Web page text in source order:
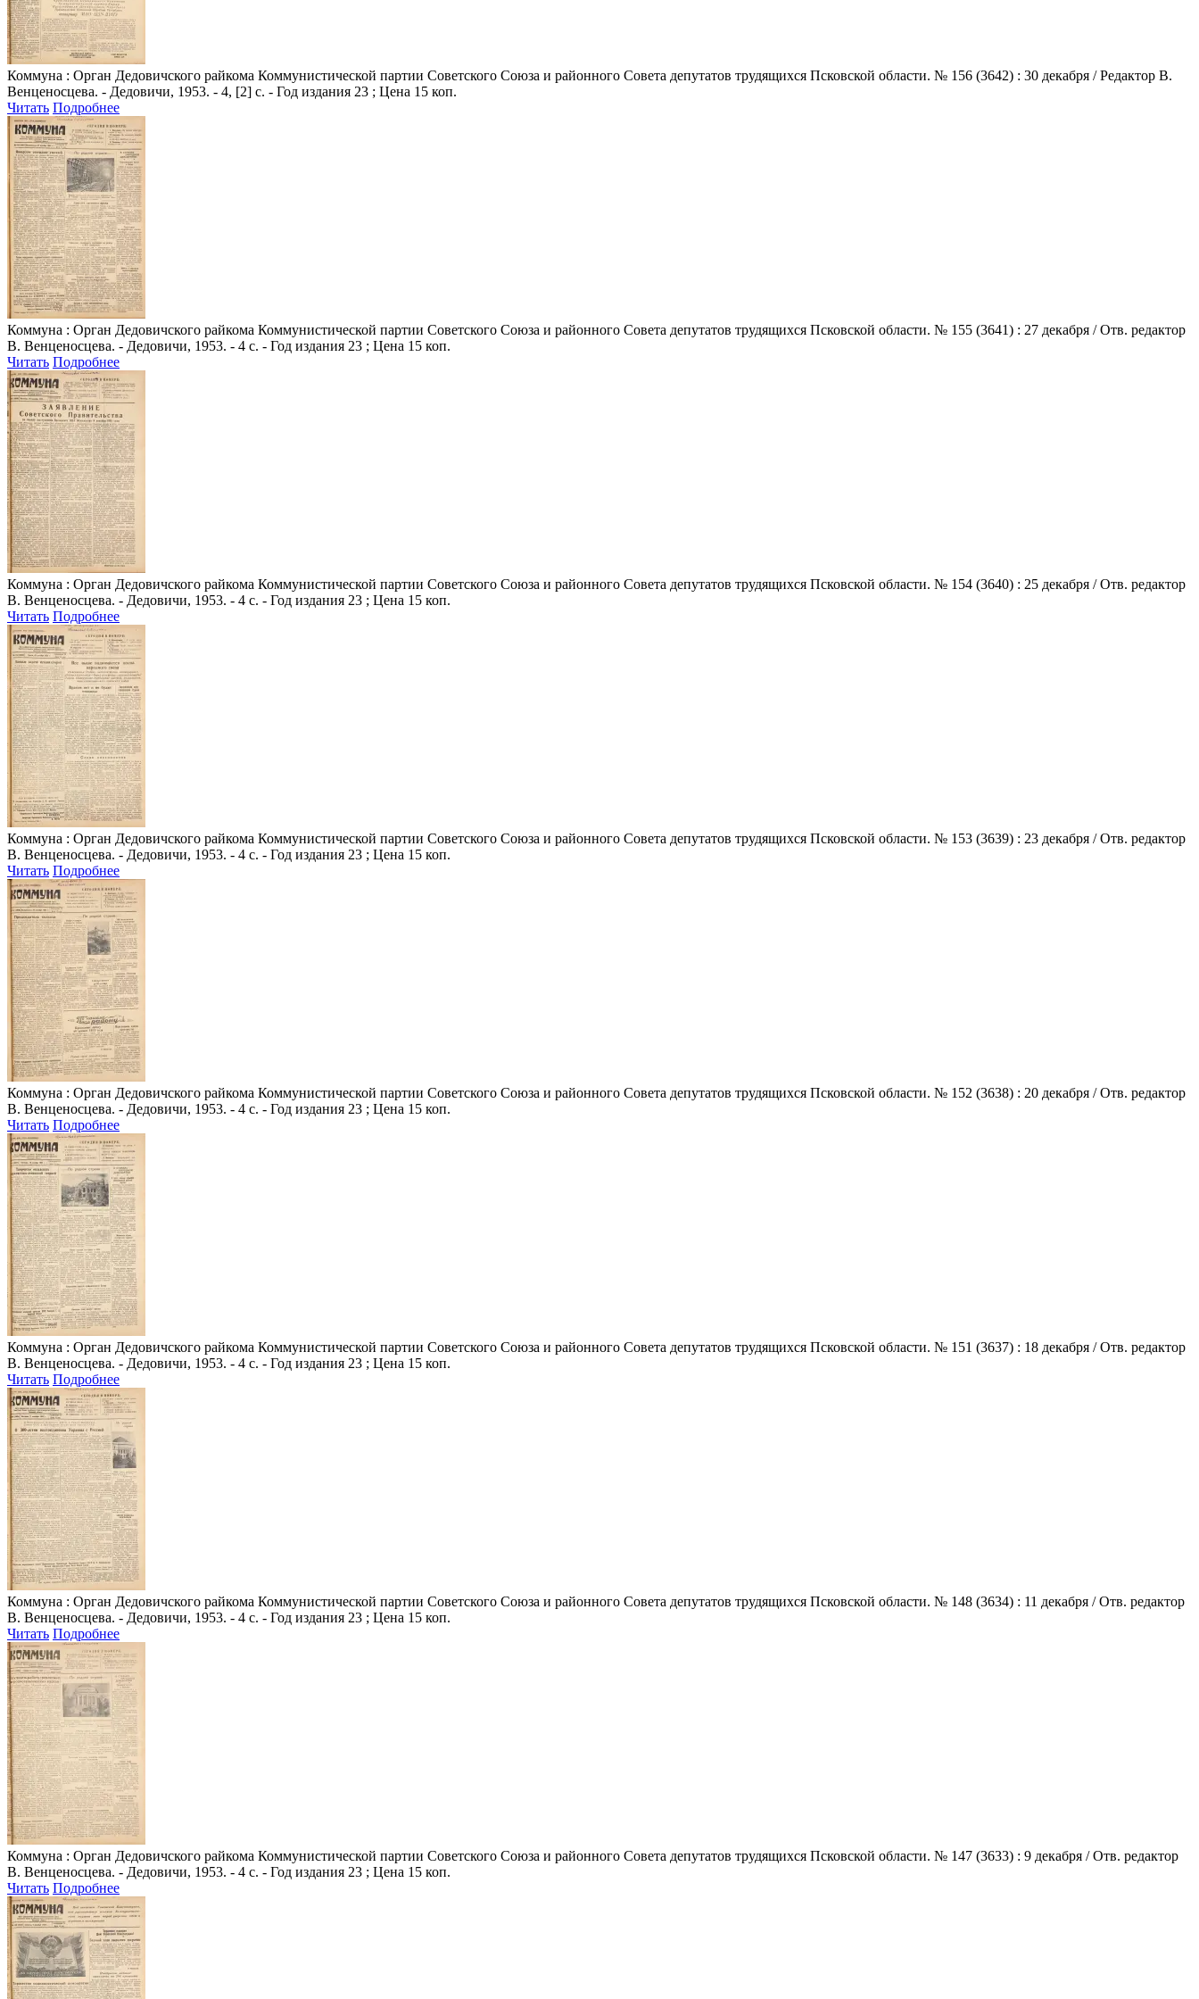
Коммуна : Орган Дедовичского райкома Коммунистической партии Советского Союза и районного Совета депутатов трудящихся Псковской области. № 156 (3642) : 30 декабря / Редактор В.
Венценосцева. - Дедовичи, 1953. - 4, [2] с. - Год издания 23 ; Цена 15 коп.
Читать Подробнее
Коммуна : Орган Дедовичского райкома Коммунистической партии Советского Союза и районного Совета депутатов трудящихся Псковской области. № 155 (3641) : 27 декабря / Отв. редактор
В. Венценосцева. - Дедовичи, 1953. - 4 с. - Год издания 23 ; Цена 15 коп.
Читать Подробнее
Коммуна : Орган Дедовичского райкома Коммунистической партии Советского Союза и районного Совета депутатов трудящихся Псковской области. № 154 (3640) : 25 декабря / Отв. редактор
В. Венценосцева. - Дедовичи, 1953. - 4 с. - Год издания 23 ; Цена 15 коп.
Читать Подробнее
Коммуна : Орган Дедовичского райкома Коммунистической партии Советского Союза и районного Совета депутатов трудящихся Псковской области. № 153 (3639) : 23 декабря / Отв. редактор
В. Венценосцева. - Дедовичи, 1953. - 4 с. - Год издания 23 ; Цена 15 коп.
Читать Подробнее
Коммуна : Орган Дедовичского райкома Коммунистической партии Советского Союза и районного Совета депутатов трудящихся Псковской области. № 152 (3638) : 20 декабря / Отв. редактор
В. Венценосцева. - Дедовичи, 1953. - 4 с. - Год издания 23 ; Цена 15 коп.
Читать Подробнее
Коммуна : Орган Дедовичского райкома Коммунистической партии Советского Союза и районного Совета депутатов трудящихся Псковской области. № 151 (3637) : 18 декабря / Отв. редактор
В. Венценосцева. - Дедовичи, 1953. - 4 с. - Год издания 23 ; Цена 15 коп.
Читать Подробнее
Коммуна : Орган Дедовичского райкома Коммунистической партии Советского Союза и районного Совета депутатов трудящихся Псковской области. № 148 (3634) : 11 декабря / Отв. редактор
В. Венценосцева. - Дедовичи, 1953. - 4 с. - Год издания 23 ; Цена 15 коп.
Читать Подробнее
Коммуна : Орган Дедовичского райкома Коммунистической партии Советского Союза и районного Совета депутатов трудящихся Псковской области. № 147 (3633) : 9 декабря / Отв. редактор
В. Венценосцева. - Дедовичи, 1953. - 4 с. - Год издания 23 ; Цена 15 коп.
Читать Подробнее